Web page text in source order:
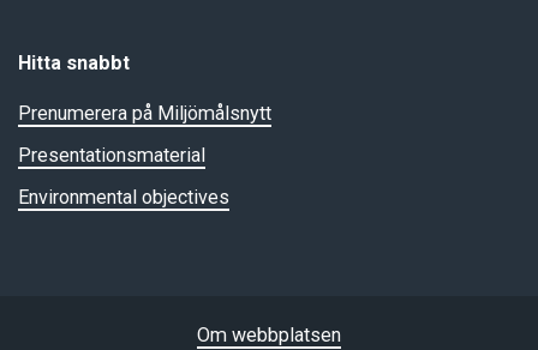
Hitta snabbt
Prenumerera på Miljömålsnytt
Presentationsmaterial
Environmental objectives
Om webbplatsen